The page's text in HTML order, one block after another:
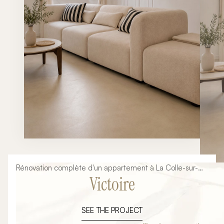
Rénovation complète d'un appartement à La Colle-sur-
Loup : transformation d'un intérieur ancien en un lieu de
vie contemporain, lumineux et fonctionnel. Dans le cadre
consistait à repenser entièrement les espaces,
Victoire
SEE THE PROJECT